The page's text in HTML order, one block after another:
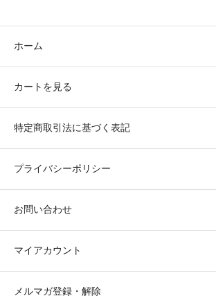
ホーム
カートを見る
特定商取引法に基づく表記
プライバシーポリシー
お問い合わせ
マイアカウント
メルマガ登録・解除